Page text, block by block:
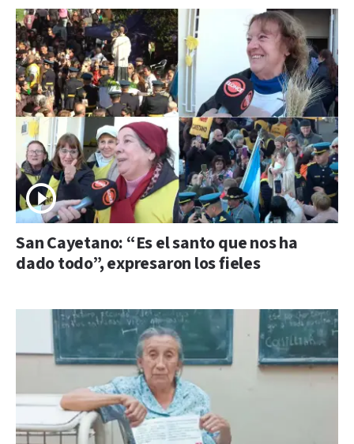
San Cayetano: “Es el santo que nos ha
dado todo”, expresaron los fieles